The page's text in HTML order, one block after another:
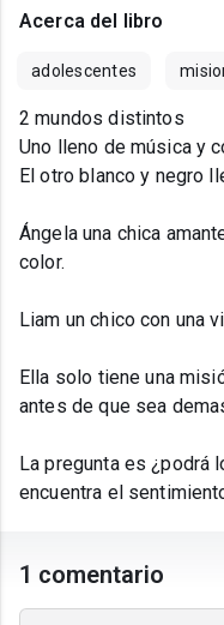
Acerca del libro
adolescentes
2 mundos distintos
Uno lleno de música y
El otro blanco y negro
Ángela una chica
color.
Liam un chico con una
Ella solo tiene una
antes de que sea
La pregunta es ¿podrá
encuentra el
1 comentario